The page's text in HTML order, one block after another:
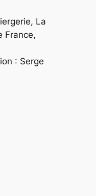
La
France,
: Serge